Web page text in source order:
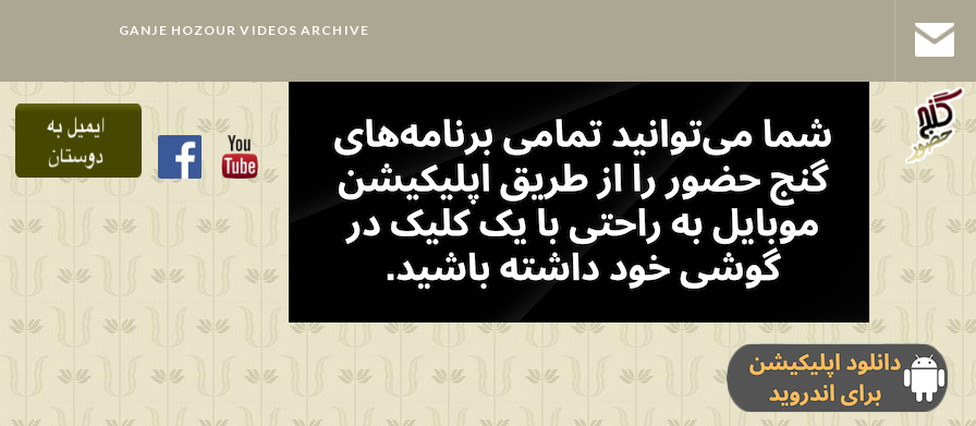
GANJE HOZOUR VIDEOS ARCHIVE